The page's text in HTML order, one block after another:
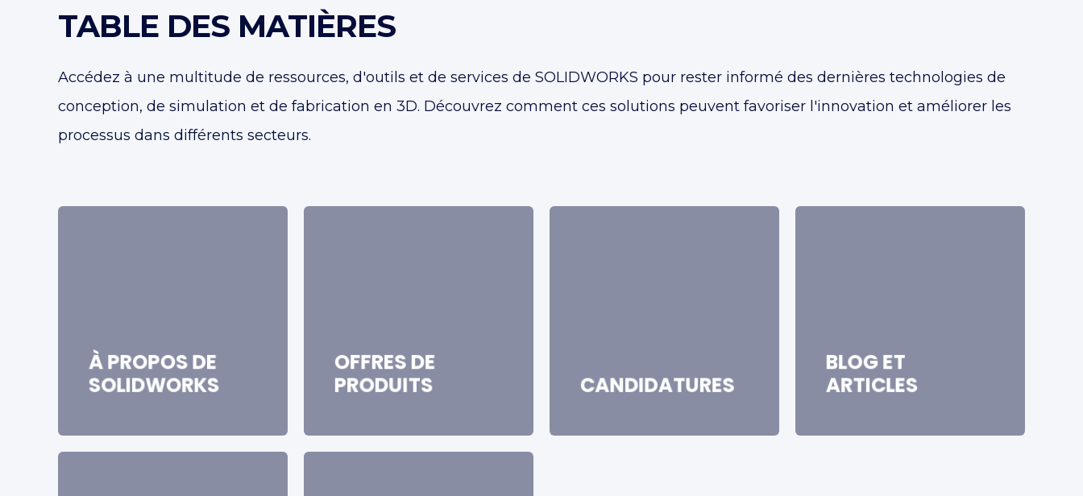
TABLE DES MATIÈRES
Accédez à une multitude de ressources, d'outils et de services de SOLIDWORKS pour rester informé des dernières technologies de
conception, de simulation et de fabrication en 3D. Découvrez comment ces solutions peuvent favoriser l'innovation et améliorer les
processus dans différents secteurs.
À PROPOS DE
SOLIDWORKS
OFFRES DE
PRODUITS
CANDIDATURES
BLOG ET
ARTICLES